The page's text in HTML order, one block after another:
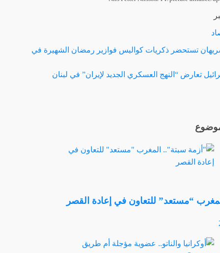
تستحضر ذكريات كواليس فوازير رمضان الشهيرة في
تعارض “النهج العسكري الجديد لإيران” في لبنان
“مستعد” للتعاون في إعادة القصر